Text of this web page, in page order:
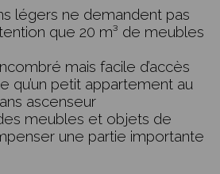
légers ne demandent pas
que 20 m³ de meubles
mais facile d’accès
qu’un petit appartement au
ascenseur
meubles et objets de
une partie importante